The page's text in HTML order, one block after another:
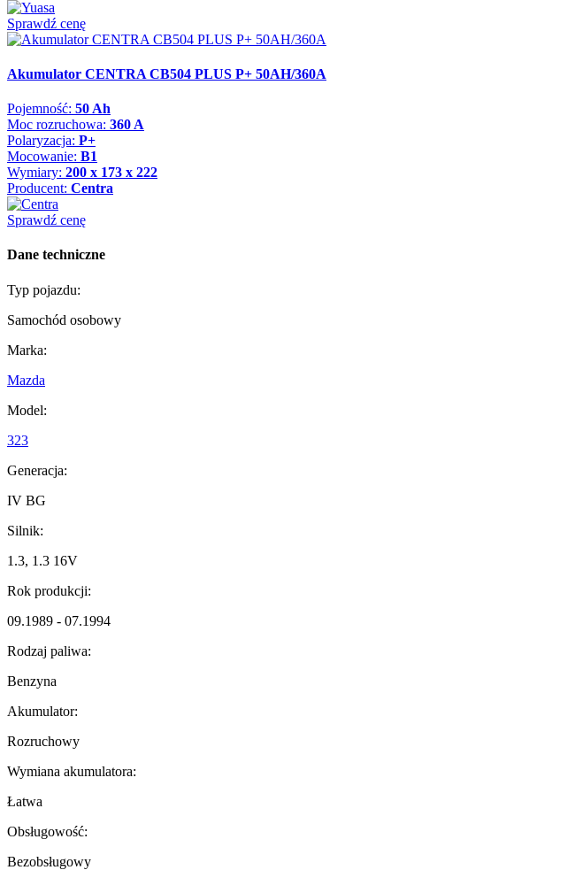
Sprawdź cenę
Akumulator CENTRA CB504 PLUS P+ 50AH/360A
Pojemność: 50 Ah
Moc rozruchowa: 360 A
Polaryzacja: P+
Mocowanie: B1
Wymiary: 200 x 173 x 222
Producent: Centra
Sprawdź cenę
Dane techniczne
Typ pojazdu:
Samochód osobowy
Marka:
Mazda
Model:
323
Generacja:
IV BG
Silnik:
1.3, 1.3 16V
Rok produkcji:
09.1989 - 07.1994
Rodzaj paliwa:
Benzyna
Akumulator:
Rozruchowy
Wymiana akumulatora:
Łatwa
Obsługowość:
Bezobsługowy